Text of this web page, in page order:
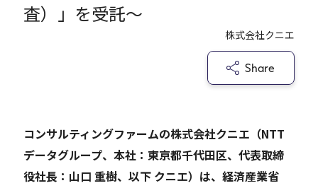
News
EN
JP
査）」を受託～
株式会社クニエ
Share
コンサルティングファームの株式会社クニエ（NTT
データグループ、本社：東京都千代田区、代表取締
役社長：山口 重樹、以下 クニエ）は、経済産業省